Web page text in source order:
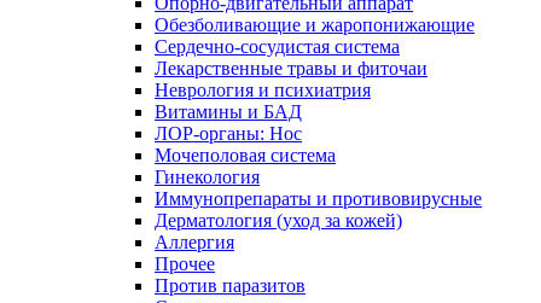
Обезболивающие и жаропонижающие
Сердечно-сосудистая система
Лекарственные травы и фиточаи
Неврология и психиатрия
Витамины и БАД
ЛОР-органы: Нос
Мочеполовая система
Гинекология
Иммунопрепараты и противовирусные
Дерматология (уход за кожей)
Аллергия
Прочее
Против паразитов